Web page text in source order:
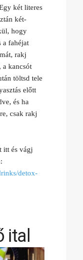
két literes
két-
hogy
a fahéjat
rakj
a kancsót
töltsd tele
előtt
és ha
csak rakj
itt és vágj
detox-
ital